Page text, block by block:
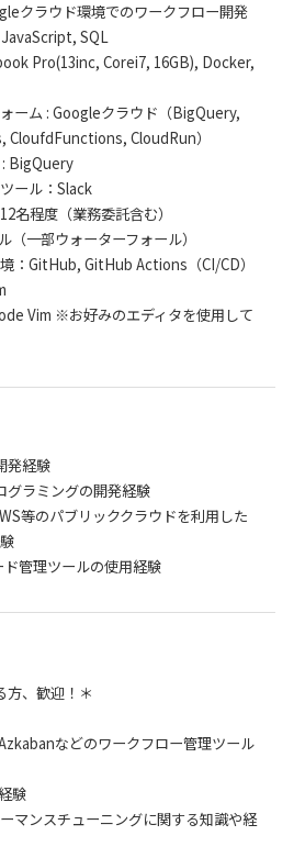
クラウド環境でのワークフロー開発
SQL
Pro(13inc, Corei7, 16GB), Docker,
ーム : Googleクラウド（BigQuery,
CloudRun）
BigQuery
ール：Slack
名程度（業務委託含む）
一部ウォーターフォール）
：GitHub, GitHub Actions（CI/CD）
Vim ※お好みのエディタを使用して
発経験
グラミングの開発経験
等のパブリッククラウドを利用した
ド管理ツールの使用経験
方、歓迎！＊
などのワークフロー管理ツール
験
マンスチューニングに関する知識や経